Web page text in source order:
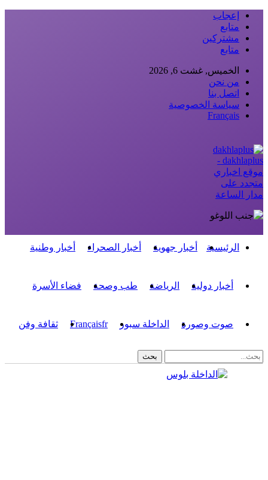
إعجاب
متابع
مشتركين
متابع
الخميس, غشت 6, 2026
من نحن
اتصل بنا
سياسة الخصوصية
Français
dakhlaplus -
موقع اخباري
متجدد على
مدار الساعة
الرئيسية أخبار جهوية أخبار الصحراء أخبار وطنية
أخبار دولية الرياضة طب وصحة فضاء الأسرة
صوت وصورة الداخلة سبور Françaisfr ثقافة وفن